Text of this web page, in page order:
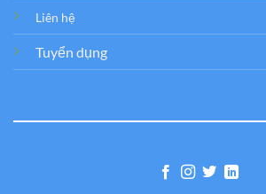
Liên hệ
Tuyển dụng